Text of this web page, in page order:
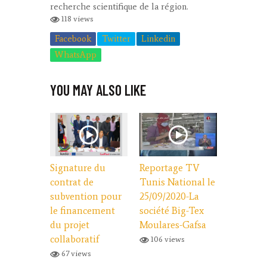
recherche scientifique de la région.
118 views
Facebook Twitter
Linkedin
WhatsApp
YOU MAY ALSO LIKE
Signature du
contrat de
subvention pour
le financement
du projet
collaboratif
67 views
Reportage TV
Tunis National le
25/09/2020-La
société Big-Tex
Moulares-Gafsa
106 views